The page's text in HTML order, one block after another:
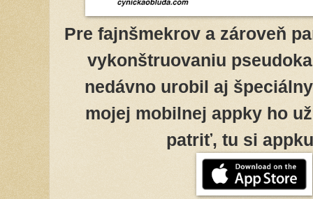
Pre fajnšmekrov a zároveň
vykonštruovaniu
nedávno urobil aj
mojej mobilnej appky ho
patriť, tu si